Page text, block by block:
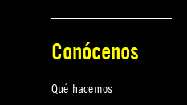
Conócenos
Qué hacemos